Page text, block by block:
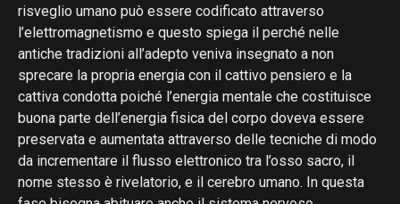
risveglio umano può essere codificato attraverso
l’elettromagnetismo e questo spiega il perché nelle
antiche tradizioni all’adepto veniva insegnato a non
sprecare la propria energia con il cattivo pensiero e la
cattiva condotta poiché l’energia mentale che costituisce
buona parte dell’energia fisica del corpo doveva essere
preservata e aumentata attraverso delle tecniche di modo
da incrementare il flusso elettronico tra l’osso sacro, il
nome stesso è rivelatorio, e il cerebro umano. In questa